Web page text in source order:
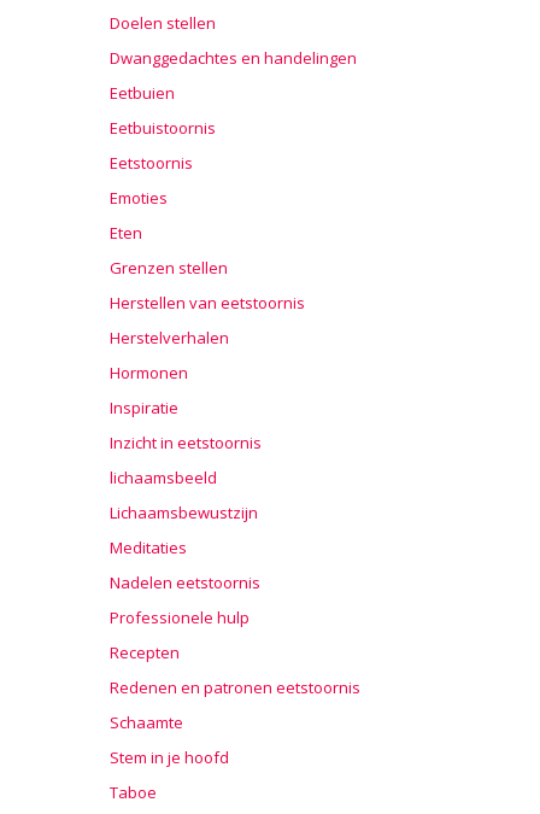
Doelen stellen
Dwanggedachtes en handelingen
Eetbuien
Eetbuistoornis
Eetstoornis
Emoties
Eten
Grenzen stellen
Herstellen van eetstoornis
Herstelverhalen
Hormonen
Inspiratie
Inzicht in eetstoornis
lichaamsbeeld
Lichaamsbewustzijn
Meditaties
Nadelen eetstoornis
Professionele hulp
Recepten
Redenen en patronen eetstoornis
Schaamte
Stem in je hoofd
Taboe